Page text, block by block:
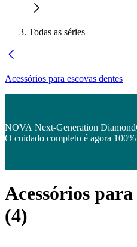
Todas as séries
Acessórios para escovas dentes
NOVA Next-Generation
O cuidado completo é agora
Acessórios para
(4)